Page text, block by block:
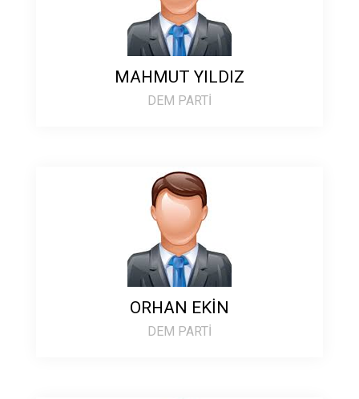
MAHMUT YILDIZ
DEM PARTİ
ORHAN EKİN
DEM PARTİ